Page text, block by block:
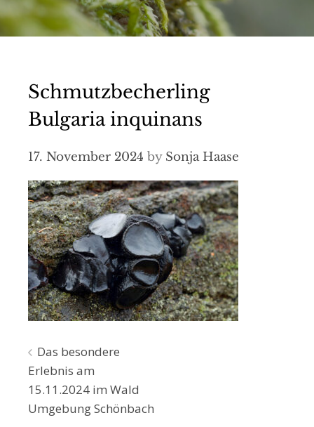
Schmutzbecherling
Bulgaria inquinans
17. November 2024 by Sonja Haase
Beitragsnavigation
Das besondere
Erlebnis am
15.11.2024 im Wald
Umgebung Schönbach